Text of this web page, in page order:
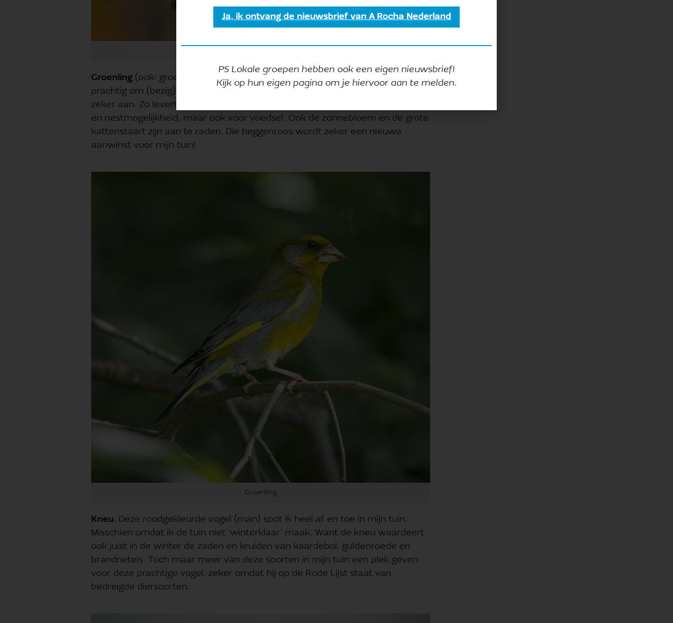
Groenling (ook: groenvink). Een groenling kent vele groene kleurvariaties en is
prachtig om (bezig) te zien. Beplanting met veel zaden trekt de groenling
zeker aan. Zo levert de heggenroos een goede gelegenheid voor beschutting
en nestmogelijkheid, maar ook voor voedsel. Ook de zonnebloem en de grote
kattenstaart zijn aan te raden. Die heggenroos wordt zeker een nieuwe
aanwinst voor mijn tuin!
Groenling
Kneu. Deze roodgekleurde vogel (man) spot ik heel af en toe in mijn tuin.
Misschien omdat ik de tuin niet ‘winterklaar’ maak. Want de kneu waardeert
ook juist in de winter de zaden en kruiden van kaardebol, guldenroede en
brandnetels. Toch maar meer van deze soorten in mijn tuin een plek geven
voor deze prachtige vogel, zeker omdat hij op de Rode Lijst staat van
bedreigde diersoorten.
Ja, ik ontvang de nieuwsbrief van A Rocha Nederland
PS Lokale groepen hebben ook een eigen nieuwsbrief!
Kijk op hun eigen pagina om je hiervoor aan te melden.